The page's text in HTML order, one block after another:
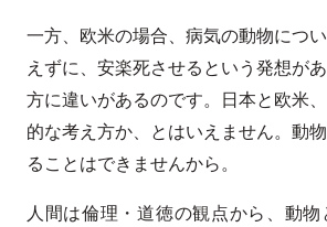
一方、欧米の場合、病気の動物につ
えずに、安楽死させるという発想が
方に違いがあるのです。日本と欧米
的な考え方か、とはいえません。動
ることはできませんから。
人間は倫理・道徳の観点から、動物